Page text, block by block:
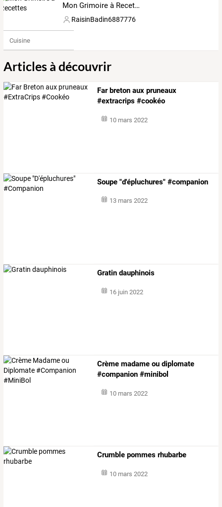
Mon Grimoire à Recettes
RaisinBadin6887776
Cuisine
Articles à découvrir
Far breton aux pruneaux
#extracrips #cookéo
10 mars 2022
Soupe "d'épluchures" #companion
13 mars 2022
Gratin dauphinois
16 juin 2022
Crème madame ou diplomate
#companion #minibol
10 mars 2022
Crumble pommes rhubarbe
10 mars 2022